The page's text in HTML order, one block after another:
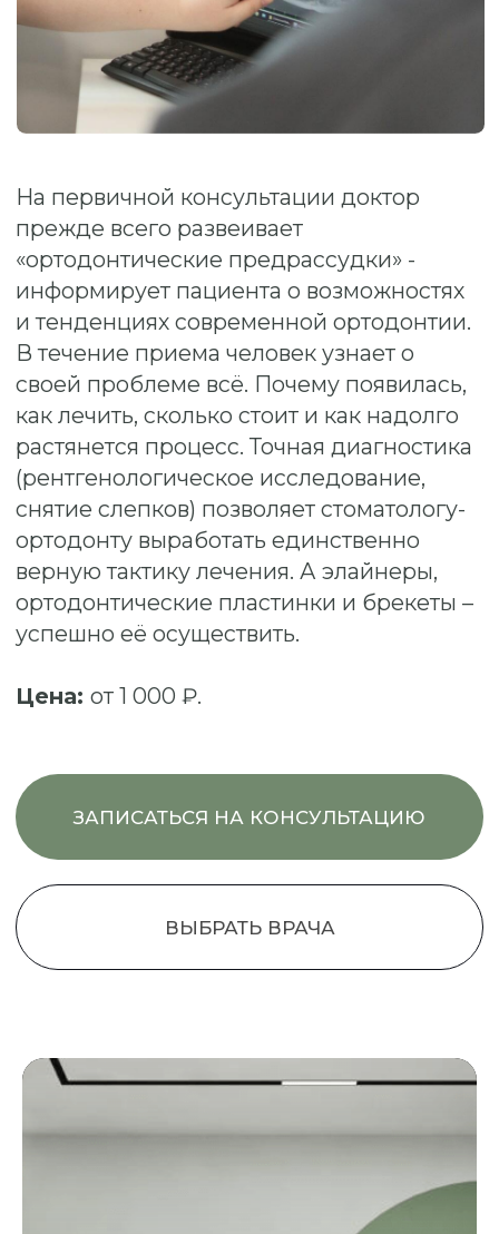
ЗАПИСАТЬСЯ НА КОНСУЛЬТАЦИЮ
ВЫБРАТЬ ВРАЧА
прежде всего развеивает
«ортодонтические предрассудки» -
информирует пациента о возможностях
и тенденциях современной ортодонтии.
В течение приема человек узнает о
своей проблеме всё. Почему появилась,
(рентгенологическое исследование,
снятие слепков) позволяет стоматологу-
ортодонту выработать единственно
верную тактику лечения. А элайнеры,
ортодонтические пластинки и брекеты –
успешно её осуществить.
Цена: от 1 000 ₽.